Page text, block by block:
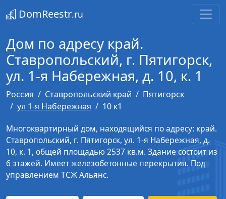
DomReestr.ru
Дом по адресу край.
Ставропольский, г. Пятигорск,
ул. 1-я Набережная, д. 10, к. 1
Россия Ставропольский край
Пятигорск
ул 1-я Набережная
10 к1
Многоквартирный дом, находящийся по адресу: край.
Ставропольский, г. Пятигорск, ул. 1-я Набережная, д.
10, к. 1, общей площадью 2537 кв.м. Здание состоит из
6 этажей. Имеет железобетонные перекрытия. Под
управлением ТСЖ Альянс.